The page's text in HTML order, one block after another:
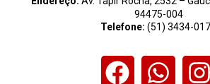
94475-004
Telefone: (51) 3434-